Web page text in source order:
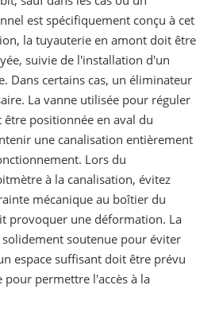
est spécifiquement conçu à cet
la tuyauterie en amont doit être
suivie de l'installation d'un
Dans certains cas, un éliminateur
La vanne utilisée pour réguler
positionnée en aval du
une canalisation entièrement
Lors du
à la canalisation, évitez
mécanique au boîtier du
provoquer une déformation. La
soutenue pour éviter
espace suffisant doit être prévu
permettre l'accès à la